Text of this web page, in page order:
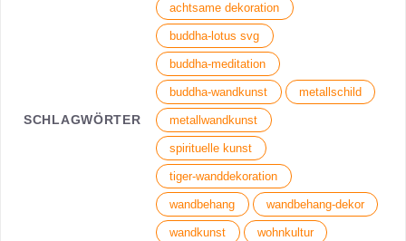
SCHLAGWÖRTER
achtsame dekoration
buddha-lotus svg
buddha-meditation
buddha-wandkunst metallschild
metallwandkunst
spirituelle kunst
tiger-wanddekoration
wandbehang wandbehang-dekor
wandkunst wohnkultur